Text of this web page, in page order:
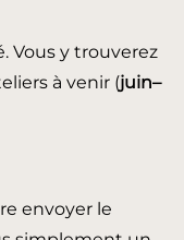
Vous y trouverez
à venir (juin–
envoyer le